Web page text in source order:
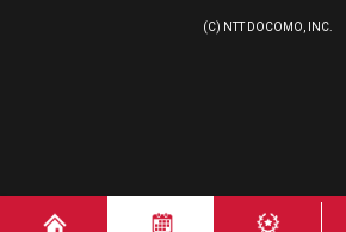
(C) NTT DOCOMO, INC.